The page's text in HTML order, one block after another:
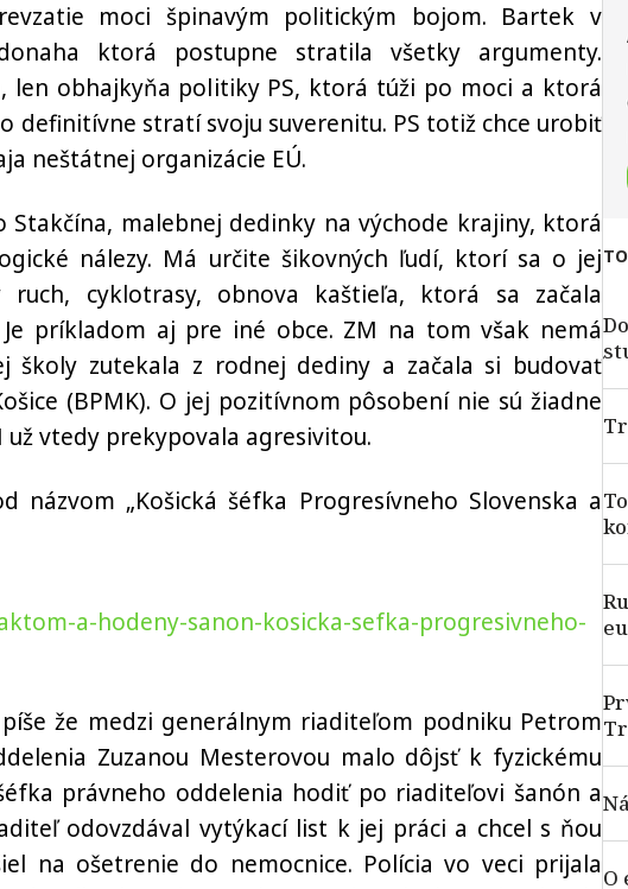
moci špinavým politickým bojom. Bartek v
ktorá postupne stratila všetky argumenty.
len obhajkyňa politiky PS, ktorá túži po moci a ktorá
definitívne stratí svoju suverenitu. PS totiž chce urobiť
neštátnej organizácie EÚ.
Stakčína, malebnej dedinky na východe krajiny, ktorá
nálezy. Má určite šikovných ľudí, ktorí sa o jej
ruch, cyklotrasy, obnova kaštieľa, ktorá sa začala
príkladom aj pre iné obce. ZM na tom však nemá
školy zutekala z rodnej dediny a začala si budovať
(BPMK). O jej pozitívnom pôsobení nie sú žiadne
vtedy prekypovala agresivitou.
názvom „Košická šéfka Progresívneho Slovenska a
a-hodeny-sanon-kosicka-sefka-progresivneho-
že medzi generálnym riaditeľom podniku Petrom
Zuzanou Mesterovou malo dôjsť k fyzickému
právneho oddelenia hodiť po riaditeľovi šanón a
odovzdával vytýkací list k jej práci a chcel s ňou
na ošetrenie do nemocnice. Polícia vo veci prijalaO